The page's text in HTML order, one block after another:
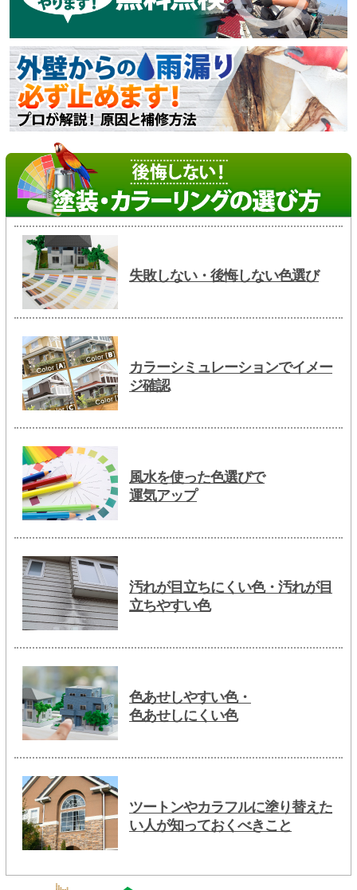
失敗しない・後悔しない色選び
カラーシミュレーションでイメー
ジ確認
風水を使った色選びで
運気アップ
汚れが目立ちにくい色・汚れが目
立ちやすい色
色あせしやすい色・
色あせしにくい色
ツートンやカラフルに塗り替えた
い人が知っておくべきこと